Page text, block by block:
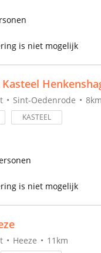
is niet mogelijk
Sint-Oedenrode 8km
KASTEEL
is niet mogelijk
Heeze 11km